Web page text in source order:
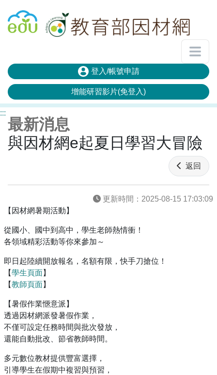
回教育雲首頁
登入/帳號申請
增能研習影片(免登入)
:::
最新消息
與因材網e起夏日學習大冒險
返回
更新時間： 2025-08-15 17:03:09
【因材網暑期活動】
從國小、國中到高中，學生老師熱情衝！
各領域精彩活動等你來參加～
即日起陸續開放報名，名額有限，快手刀搶位！
【學生頁面】
【教師頁面】
【暑假作業愜意派】
透過因材網派發暑假作業，
不僅可設定任務時間與批次發放，
還能自動批改、節省教師時間。
多元數位教材提供豐富選擇，
引導學生在假期中複習與預習，